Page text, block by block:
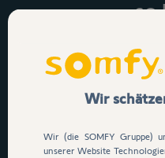
so
Jetzt
Dein
Wir
Wir (die SOMFY Gruppe)
unserer Website